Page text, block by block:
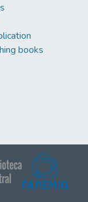
books